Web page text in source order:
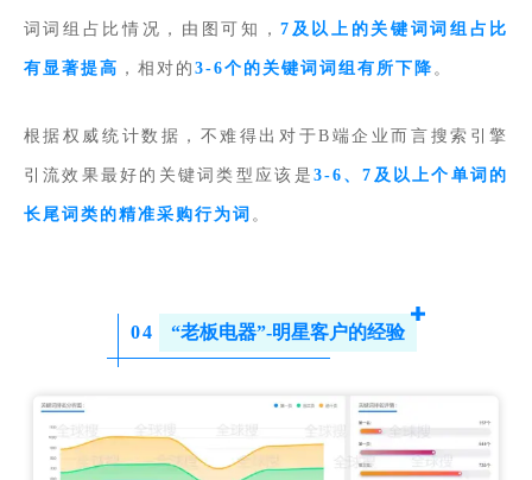
词词组占比情况，由图可知，7及以上的关键词词组占比
有显著提高 ，相对的 3-6个的关键词词组有所下降 。
根据权威统计数据，不难得出对于B端企业而言搜索引擎
引流效果最好的关键词类型应该是 3-6、7及以上个单词的
长尾词类的精准采购行为词 。
04 “老板电器”-明星客户的经验